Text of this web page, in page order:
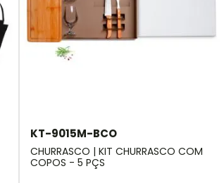
KT-9015M-BCO
CHURRASCO | KIT CHURRASCO COM
COPOS - 5 PÇS